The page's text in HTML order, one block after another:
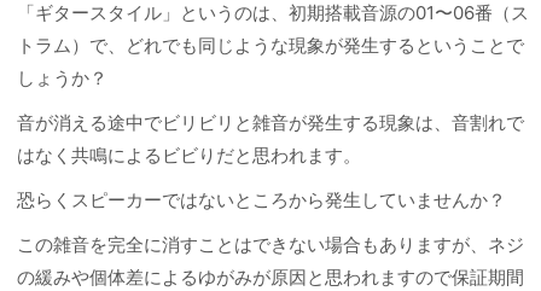
「ギタースタイル」というのは、初期搭載音源の01〜06番（ス
トラム）で、どれでも同じような現象が発生するということで
しょうか？
音が消える途中でビリビリと雑音が発生する現象は、音割れで
はなく共鳴によるビビりだと思われます。
恐らくスピーカーではないところから発生していませんか？
この雑音を完全に消すことはできない場合もありますが、ネジ
の緩みや個体差によるゆがみが原因と思われますので保証期間